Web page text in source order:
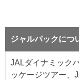
ジャルパックにつ
JALダイナミック
ッケージツアー、